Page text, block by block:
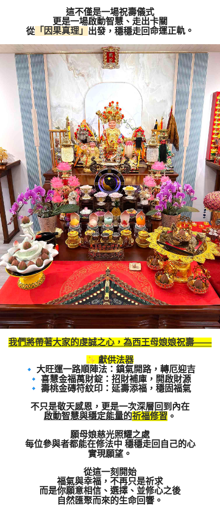
這不僅是一場祝壽儀式
更是一場啟動智慧、走出卡關
從 「因果真理」 出發，穩穩走回命運正軌。
我們將帶著大家的虔誠之心，為西王母娘娘祝壽——
獻供法器
大旺運一路順陣法：鎮氣開路，轉厄迎吉
喜慧金福萬財錠：招財補庫，開啟財源
壽桃金磚符紋印：延壽添福，穩固福氣
不只是敬天感恩，更是一次深層回到內在
啟動智慧與穩定能量的祈福修習 。
願母娘慈光照耀之處
每位參與者都能在修法中 穩穩走回自己的心
實現願望。
從這一刻開始
福氣與幸福，不再只是祈求
而是你願意相信、選擇、並修心之後
自然匯聚而來的生命回響。